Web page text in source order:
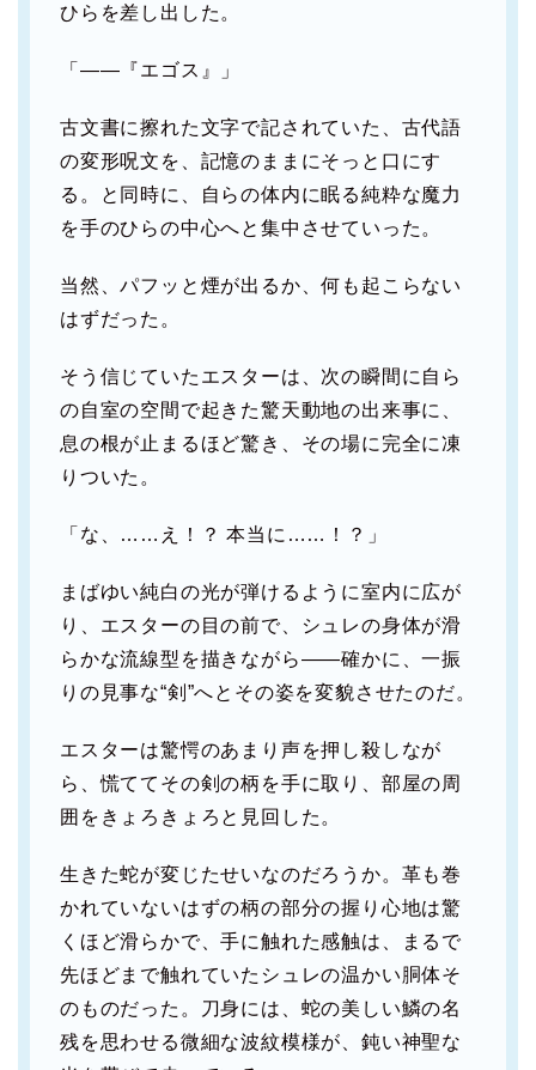
ひらを差し出した。
「――『エゴス』」
古文書に擦れた文字で記されていた、古代語
の変形呪文を、記憶のままにそっと口にす
る。と同時に、自らの体内に眠る純粋な魔力
を手のひらの中心へと集中させていった。
当然、パフッと煙が出るか、何も起こらない
はずだった。
そう信じていたエスターは、次の瞬間に自ら
の自室の空間で起きた驚天動地の出来事に、
息の根が止まるほど驚き、その場に完全に凍
りついた。
「な、……え！？ 本当に……！？」
まばゆい純白の光が弾けるように室内に広が
り、エスターの目の前で、シュレの身体が滑
らかな流線型を描きながら――確かに、一振
りの見事な“剣”へとその姿を変貌させたのだ。
エスターは驚愕のあまり声を押し殺しなが
ら、慌ててその剣の柄を手に取り、部屋の周
囲をきょろきょろと見回した。
生きた蛇が変じたせいなのだろうか。革も巻
かれていないはずの柄の部分の握り心地は驚
くほど滑らかで、手に触れた感触は、まるで
先ほどまで触れていたシュレの温かい胴体そ
のものだった。刀身には、蛇の美しい鱗の名
残を思わせる微細な波紋模様が、鈍い神聖な